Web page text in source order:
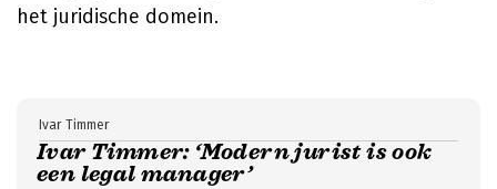
het juridische domein.
Ivar Timmer: ‘Modern jurist is ook
een legal manager’
Ivar Timmer